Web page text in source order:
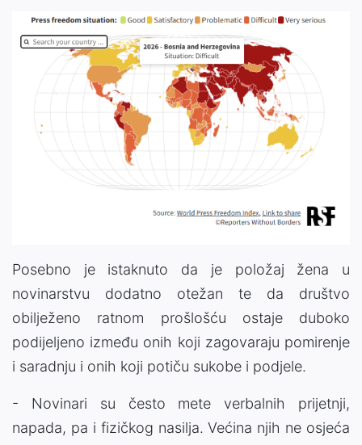
Posebno je istaknuto da je položaj žena u
novinarstvu dodatno otežan te da društvo
obilježeno ratnom prošlošću ostaje duboko
podijeljeno između onih koji zagovaraju pomirenje
i saradnju i onih koji potiču sukobe i podjele.
- Novinari su često mete verbalnih prijetnji,
napada, pa i fizičkog nasilja. Većina njih ne osjeća